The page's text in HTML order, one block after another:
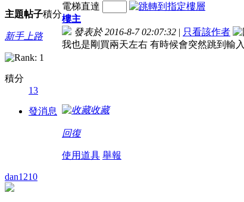
主題帖子積分
新手上路
積分
13
發消息
電梯直達
樓主
發表於 2016-8-7 02:07:32 | 只看該作者
我也是剛買兩天左右 有時候會突然跳到輸
收藏
回復
使用道具 舉報
dan1210